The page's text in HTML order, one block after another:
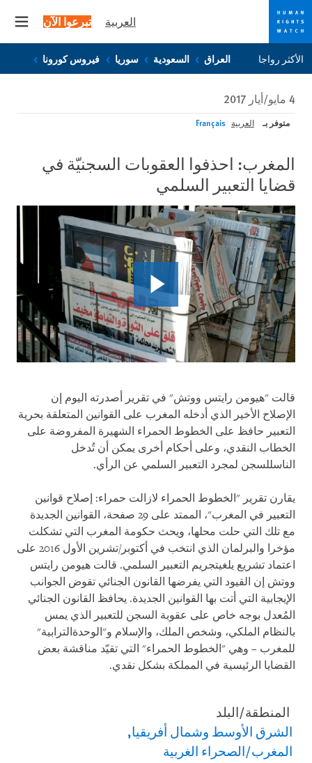
Skip
to
privacy
notice
Skip
to
content
العربية تبرعوا الآن
الأكثر رواجا العراق السعودية سوريا فيروس كورونا
4 مايو/أيار 2017
متوفر بـ العربية Français
المغرب: احذفوا العقوبات السجنيّة في
قضايا التعبير السلمي
قالت "هيومن رايتس ووتش" في تقرير أصدرته اليوم إن
الإصلاح الأخير الذي أدخله المغرب على القوانين المتعلقة بحرية
التعبير حافظ على الخطوط الحمراء الشهيرة المفروضة على
الخطاب النقدي، وعلى أحكام أخرى يمكن أن تُدخل
الناسللسجن لمجرد التعبير السلمي عن الرأي.
يقارن تقرير "الخطوط الحمراء لازالت حمراء: إصلاح قوانين
التعبير في المغرب"، الممتد على 29 صفحة، القوانين الجديدة
مع تلك التي حلت محلها، ويحث حكومة المغرب التي تشكلت
مؤخرا والبرلمان الذي انتخب في أكتوبر/تشرين الأول 2016 على
اعتماد تشريع يلغيتجريم التعبير السلمي. قالت هيومن رايتس
ووتش إن القيود التي يفرضها القانون الجنائي تقوض الجوانب
الإيجابية التي أتت بها القوانين الجديدة. يحافظ القانون الجنائي
المُعدل بوجه خاص على عقوبة السجن للتعبير الذي يمس
بالنظام الملكي، وشخص الملك، والإسلام و"الوحدةالترابية"
للمغرب – وهي "الخطوط الحمراء" التي تقيّد مناقشة بعض
القضايا الرئيسية في المملكة بشكل نقدي.
المنطقة/البلد
الشرق الأوسط وشمال أفريقيا
المغرب/الصحراء الغربية